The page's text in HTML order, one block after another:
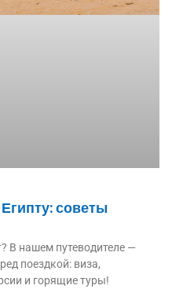
советы
В нашем путеводителе —
поездкой: виза,
и горящие туры!